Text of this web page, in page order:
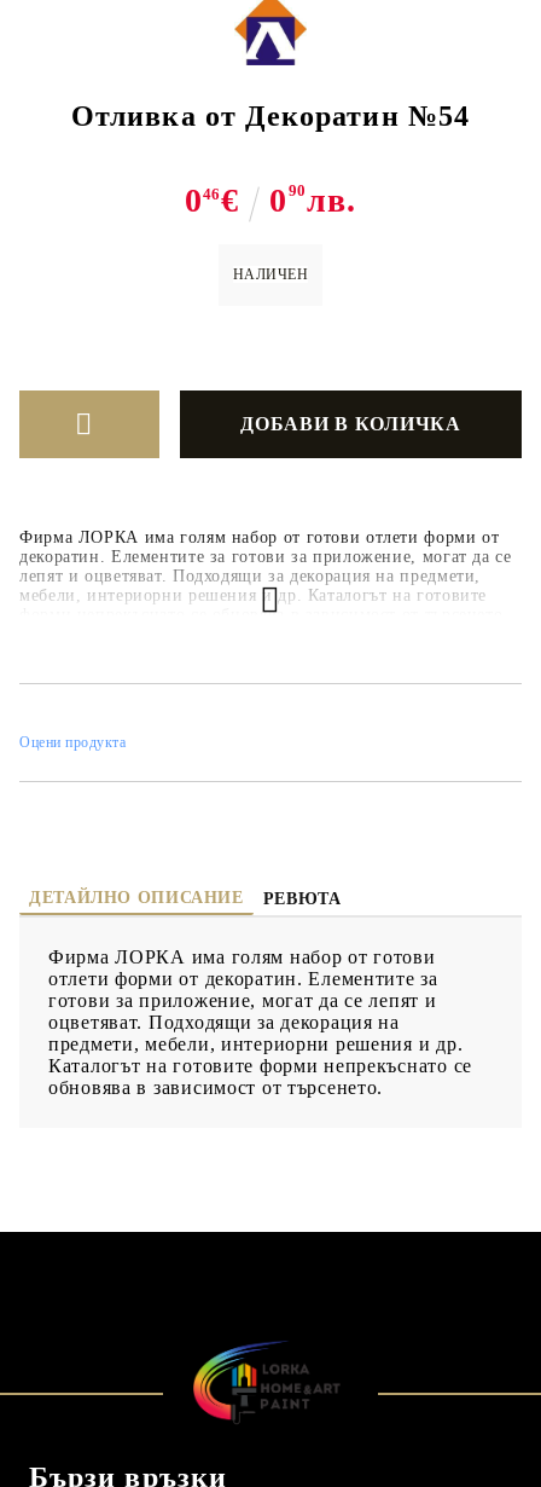
Отливка от Декоратин №54
046€ 0 90лв.
НАЛИЧЕН
Фирма ЛОРКА има голям набор от готови отлети форми от
декоратин. Елементите за готови за приложение, могат да се
лепят и оцветяват. Подходящи за декорация на предмети,
мебели, интериорни решения и др. Каталогът на готовите
форми непрекъснато се обновява в зависимост от търсенето.
Оцени продукта
ДЕТАЙЛНО ОПИСАНИЕ РЕВЮТА
Фирма ЛОРКА има голям набор от готови
отлети форми от декоратин. Елементите за
готови за приложение, могат да се лепят и
оцветяват. Подходящи за декорация на
предмети, мебели, интериорни решения и др.
Каталогът на готовите форми непрекъснато се
обновява в зависимост от търсенето.
Бързи връзки